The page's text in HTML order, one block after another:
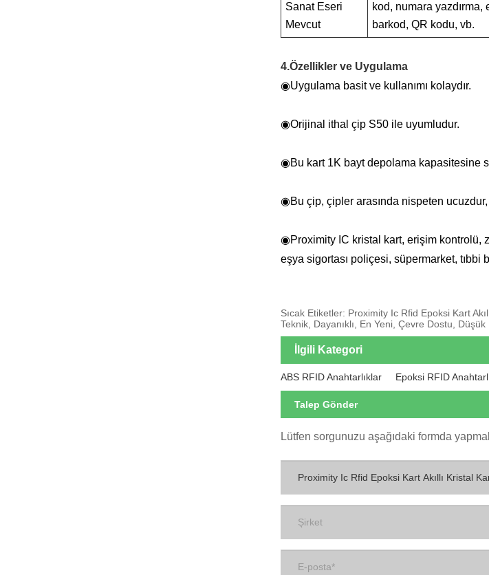
Sanat Eseri
Mevcut
kod, numara
barkod, QR kodu, vb.
4.Özellikler ve Uygulama
◉Uygulama basit ve kullanımı kolaydır.
◉Orijinal ithal çip S50 ile uyumludur.
◉Bu kart 1K bayt depolama kapasitesine
◉Bu çip, çipler arasında nispeten
◉Proximity IC kristal kart, erişim kontrolü,
eşya sigortası poliçesi, süpermarket, tıbbi
Sıcak Etiketler: Proximity Ic Rfid Epoksi Kart
Teknik, Dayanıklı, En Yeni, Çevre Dostu, Düşük
İlgili Kategori
ABS RFID Anahtarlıklar Epoksi RFID
Talep Gönder
Lütfen sorgunuzu aşağıdaki formda